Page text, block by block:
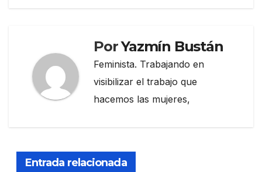
PorYazmín Bustán
Feminista. Trabajando en
visibilizar el trabajo que
hacemos las mujeres,
Entrada relacionada